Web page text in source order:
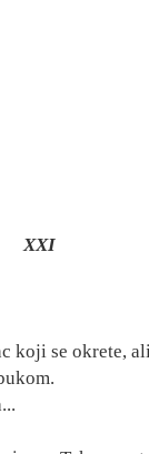
XXI
koji se okrete,